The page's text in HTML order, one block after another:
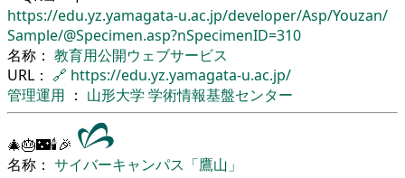
https://edu.yz.yamagata-u.ac.jp/developer/Asp/Youzan/
Sample/@Specimen.asp?nSpecimenID=310
名称： 教育用公開ウェブサービス
URL： 🔗 https://edu.yz.yamagata-u.ac.jp/
管理運用 ： 山形大学 学術情報基盤センター
🎄🎂🌃🕯🎉
名称： サイバーキャンパス「鷹山」